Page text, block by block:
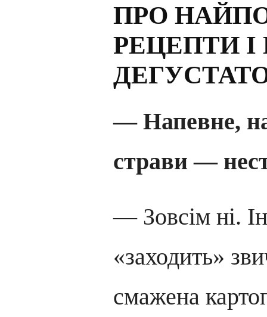
ПРО
РЕЦЕПТИ
— Напевне,
страви —
— Зовсім ні.
«заходить»
смажена